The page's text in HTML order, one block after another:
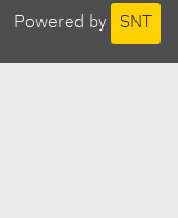
Powered by SNT